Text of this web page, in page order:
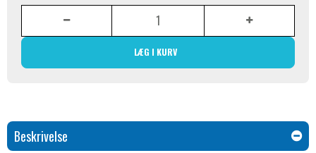
LÆG I KURV
Beskrivelse